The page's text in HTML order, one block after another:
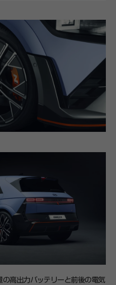
高出力バッテリーと前後の電気